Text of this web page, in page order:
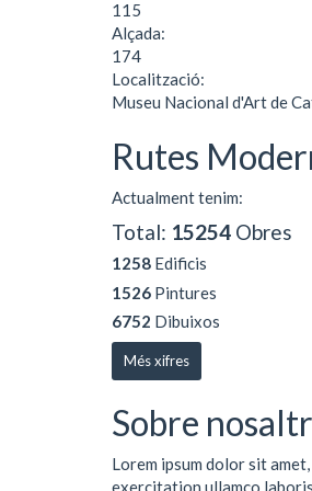
115
Alçada:
174
Localització:
Museu Nacional d'Art de
Rutes
Actualment tenim:
Total: 15254 Obres
1258 Edificis
1526 Pintures
6752 Dibuixos
Més xifres
Sobre
Lorem ipsum dolor sit
exercitation ullamco